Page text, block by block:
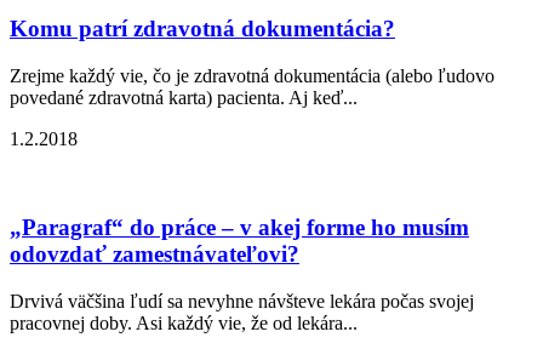
Komu patrí zdravotná dokumentácia?
Zrejme každý vie, čo je zdravotná dokumentácia (alebo ľudovo
povedané zdravotná karta) pacienta. Aj keď...
1.2.2018
„Paragraf“ do práce – v akej forme ho musím
odovzdať zamestnávateľovi?
Drvivá väčšina ľudí sa nevyhne návšteve lekára počas svojej
pracovnej doby. Asi každý vie, že od lekára...